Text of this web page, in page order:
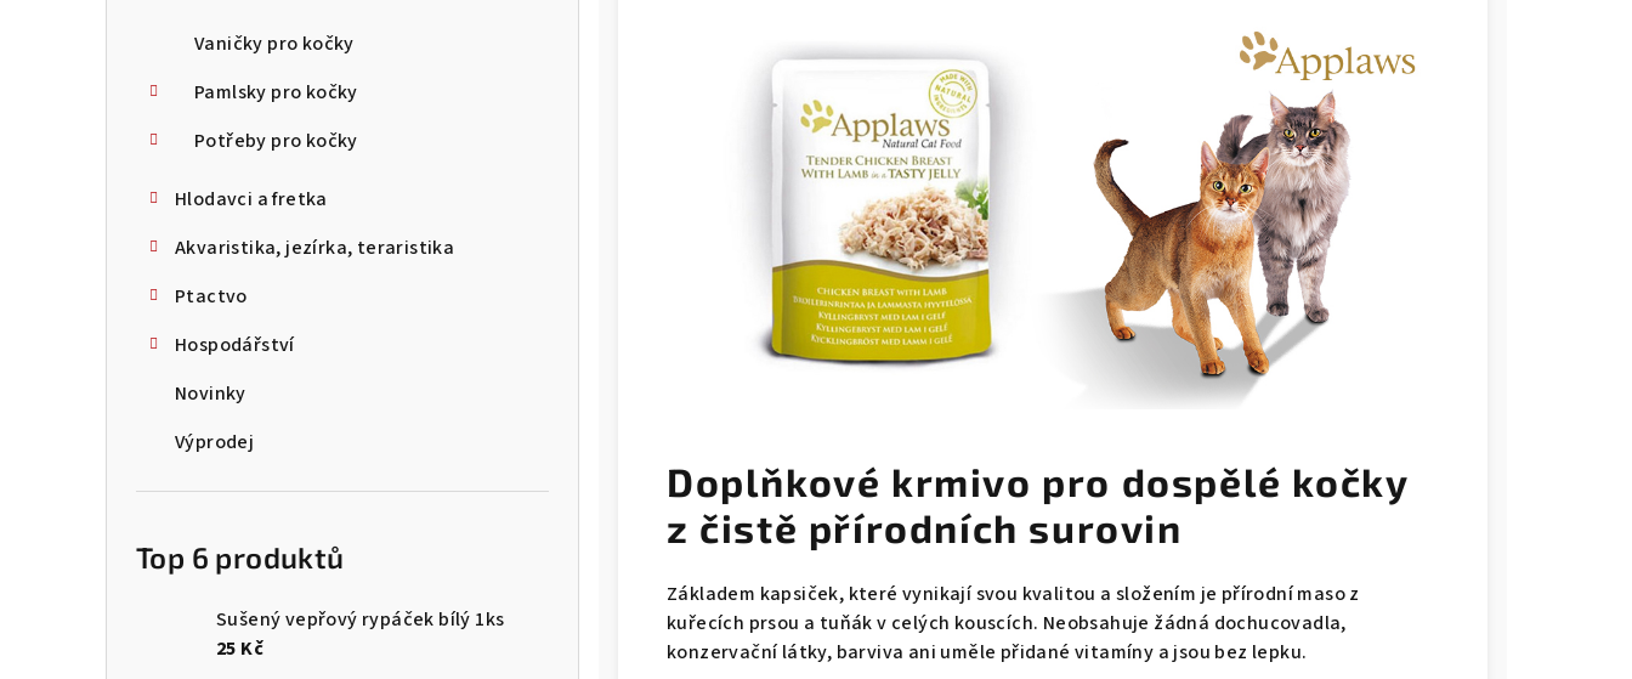
Vaničky pro kočky
Pamlsky pro kočky
Potřeby pro kočky
Hlodavci a fretka
Akvaristika, jezírka, teraristika
Ptactvo
Hospodářství
Novinky
Výprodej
Top 6 produktů
Sušený vepřový rypáček bílý 1ks
25 Kč
Doplňkové krmivo pro dospělé kočky
z čistě přírodních surovin
Základem kapsiček, které vynikají svou kvalitou a složením je přírodní maso z
kuřecích prsou a tuňák v celých kouscích. Neobsahuje žádná dochucovadla,
konzervační látky, barviva ani uměle přidané vitamíny a jsou bez lepku.